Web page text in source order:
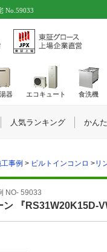
No.59033
事例 > ビルトインコンロ >リ
NO- 59033
ン 『
器 エコキュート 食洗機
人気ランキング かん